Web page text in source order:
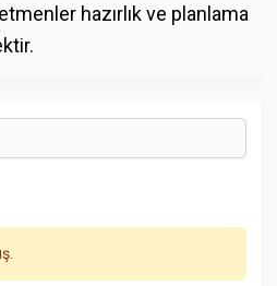
hazırlık ve planlama